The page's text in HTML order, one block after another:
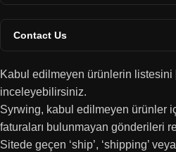
Contact Us
Kabul edilmeyen ürünlerin listesini
inceleyebilirsiniz.
Syrwing, kabul edilmeyen ürünler
faturaları bulunmayan gönderileri
Sitede geçen ‘ship’, ‘shipping’